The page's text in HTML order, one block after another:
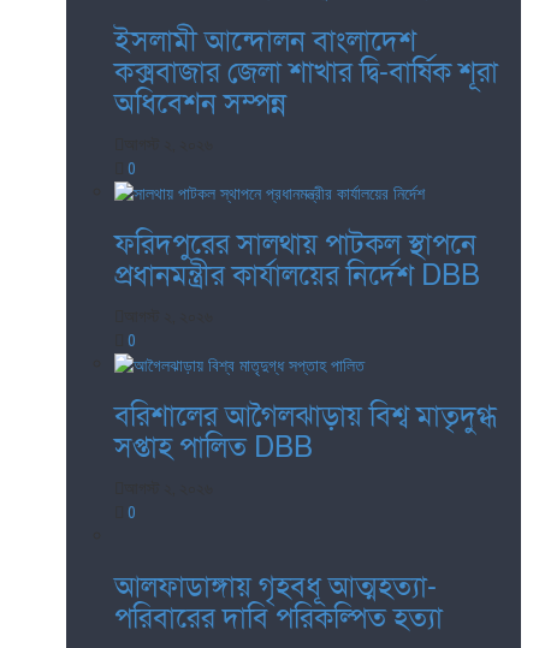
ইসলামী আন্দোলন বাংলাদেশ
কক্সবাজার জেলা শাখার দ্বি-বার্ষিক শূরা
অধিবেশন সম্পন্ন
0
ফরিদপুরের সালথায় পাটকল স্থাপনে
প্রধানমন্ত্রীর কার্যালয়ের নির্দেশ DBB
0
বরিশালের আগৈলঝাড়ায় বিশ্ব মাতৃদুগ্ধ
সপ্তাহ পালিত DBB
0
আলফাডাঙ্গায় গৃহবধূ আত্মহত্যা-
পরিবারের দাবি পরিকল্পিত হত্যা